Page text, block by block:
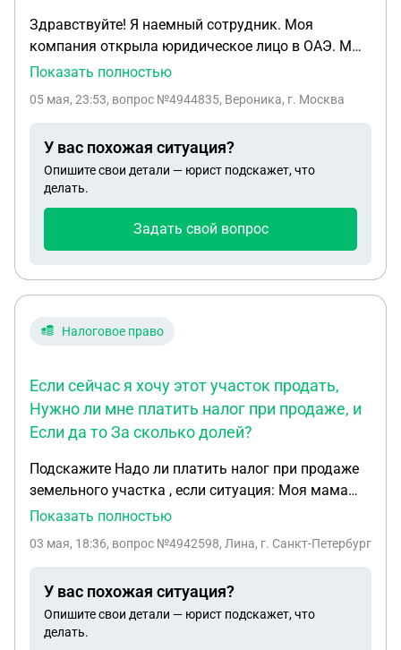
Здравствуйте! Я наемный сотрудник. Моя
компания открыла юридическое лицо в ОАЭ. Мы
увольняемся из РФ и нанимаемся на работу в
ОАЭ, скорее всего достаточно долго. Нужно ли
Нужно ли мне уведомлять об открытии счета в
ОАЭ? Я физическое лицо. Дохода в РФ у меня не
будет, как только я уволюсь.Мы в ОАЭ находимся
Показать полностью
05 мая, 23:53, вопрос №4944835, Вероника, г. Москва
У вас похожая ситуация?
Опишите свои детали — юрист подскажет, что
делать.
Задать свой вопрос
Налоговое право
Если сейчас я хочу этот участок продать,
Нужно ли мне платить налог при продаже, и
Если да то За сколько долей?
Подскажите Надо ли платить налог при продаже
земельного участка , если ситуация: Моя мама
умерла 20 лет назад и земельный участок
мной , моим братом по маме и отчимом (мужем
наследство. Мой брат подарил мне свою долю в
земельном участке 2 года назад и сейчас отчим
хочет по договору дарения мне свою долю
Показать полностью
03 мая, 18:36, вопрос №4942598, Лина, г. Санкт-Петербург
У вас похожая ситуация?
Опишите свои детали — юрист подскажет, что
делать.